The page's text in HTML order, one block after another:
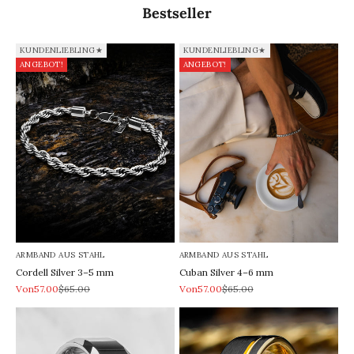
Bestseller
KUNDENLIEBLING★
ANGEBOT!
ARMBAND AUS STAHL
Cordell Silver 3–5 mm
REA-pris
Von57.00Pris
$65.00
KUNDENLIEBLING★
ANGEBOT!
ARMBAND AUS STAHL
Cuban Silver 4–6 mm
REA-pris
Von57.00Pris
$65.00